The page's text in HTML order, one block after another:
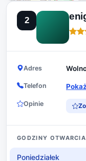
2
Adres
Telefon
Opinie
GODZINY OTWARCIA
Poniedziałek